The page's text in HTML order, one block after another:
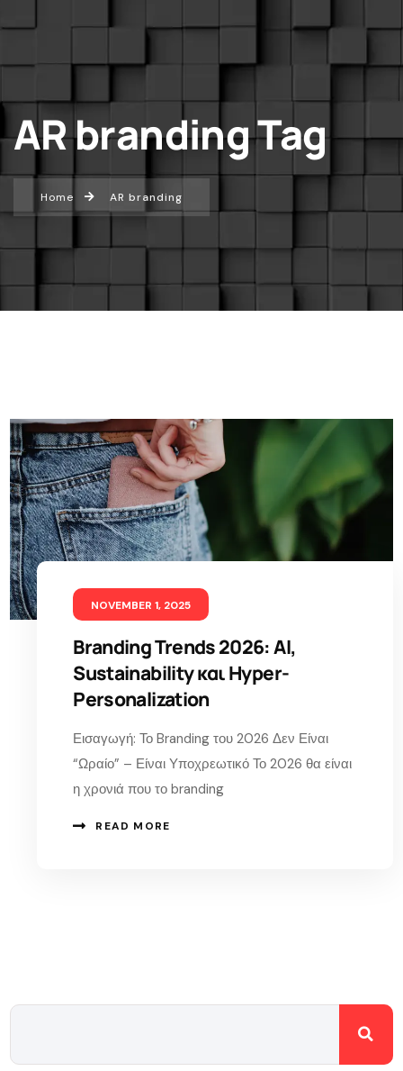
AR branding Tag
Home AR branding
NOVEMBER 1, 2025
Branding Trends 2026: AI,
Sustainability και Hyper-
Personalization
Εισαγωγή: Το Branding του 2026 Δεν Είναι
“Ωραίο” – Είναι Υποχρεωτικό Το 2026 θα είναι
η χρονιά που το branding
READ MORE